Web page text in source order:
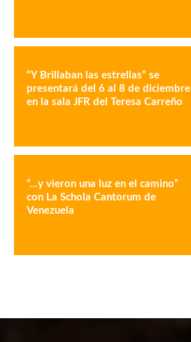
“Y Brillaban las estrellas” se
presentará del 6 al 8 de diciembre
en la sala JFR del Teresa Carreño
“…y vieron una luz en el camino”
con La Schola Cantorum de
Venezuela